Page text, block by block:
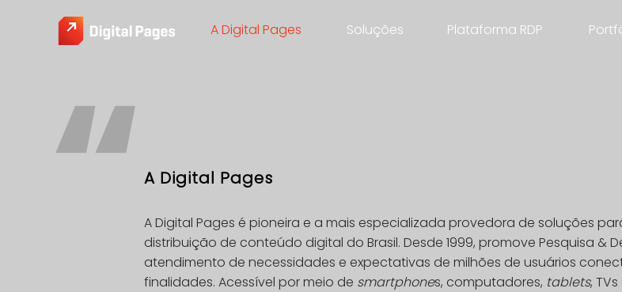
A Digital Pages Soluções Plataforma RDP
A Digital Pages
A Digital Pages é pioneira e a mais especializada provedora de soluções
distribuição de conteúdo digital do Brasil. Desde 1999, promove Pesquisa &
atendimento de necessidades e expectativas de milhões de usuários
finalidades. Acessível por meio de smartphones, computadores, tablets,